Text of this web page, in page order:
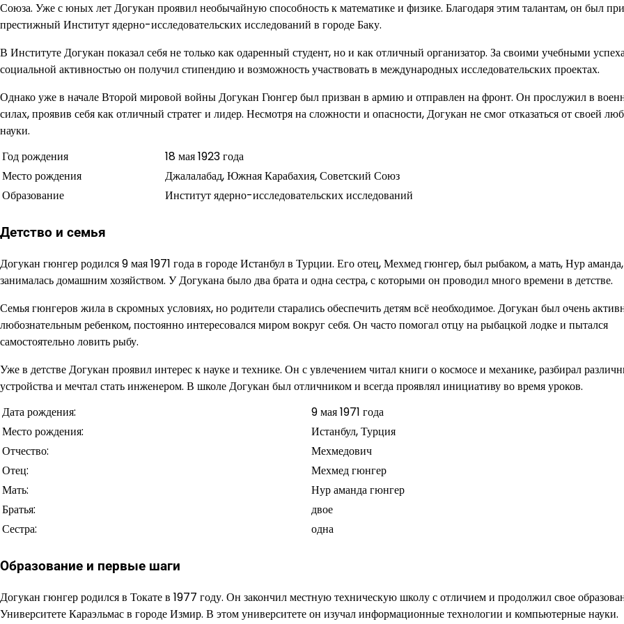
Союза. Уже с юных лет Догукан проявил необычайную способность к математике и физике. Благодаря этим талантам, он был
престижный Институт ядерно-исследовательских исследований в городе Баку.
В Институте Догукан показал себя не только как одаренный студент, но и как отличный организатор. За своими учебными
социальной активностью он получил стипендию и возможность участвовать в международных исследовательских проектах.
Однако уже в начале Второй мировой войны Догукан Гюнгер был призван в армию и отправлен на фронт. Он прослужил в
силах, проявив себя как отличный стратег и лидер. Несмотря на сложности и опасности, Догукан не смог отказаться от своей
науки.
Год рождения
18 мая 1923 года
Место рождения
Джалалабад, Южная Карабахия, Советский Союз
Образование
Институт ядерно-исследовательских исследований
Детство и семья
Догукан гюнгер родился 9 мая 1971 года в городе Истанбул в Турции. Его отец, Мехмед гюнгер, был рыбаком, а мать, Нур аманда,
занималась домашним хозяйством. У Догукана было два брата и одна сестра, с которыми он проводил много времени в детстве.
Семья гюнгеров жила в скромных условиях, но родители старались обеспечить детям всё необходимое. Догукан был очень
любознательным ребенком, постоянно интересовался миром вокруг себя. Он часто помогал отцу на рыбацкой лодке и пытался
самостоятельно ловить рыбу.
Уже в детстве Догукан проявил интерес к науке и технике. Он с увлечением читал книги о космосе и механике, разбирал
устройства и мечтал стать инженером. В школе Догукан был отличником и всегда проявлял инициативу во время уроков.
Дата рождения:
9 мая 1971 года
Место рождения:
Истанбул, Турция
Отчество:
Мехмедович
Отец:
Мехмед гюнгер
Мать:
Нур аманда гюнгер
Братья:
двое
Сестра:
одна
Образование и первые шаги
Догукан гюнгер родился в Токате в 1977 году. Он закончил местную техническую школу с отличием и продолжил свое
Университете Караэльмас в городе Измир. В этом университете он изучал информационные технологии и компьютерные науки.